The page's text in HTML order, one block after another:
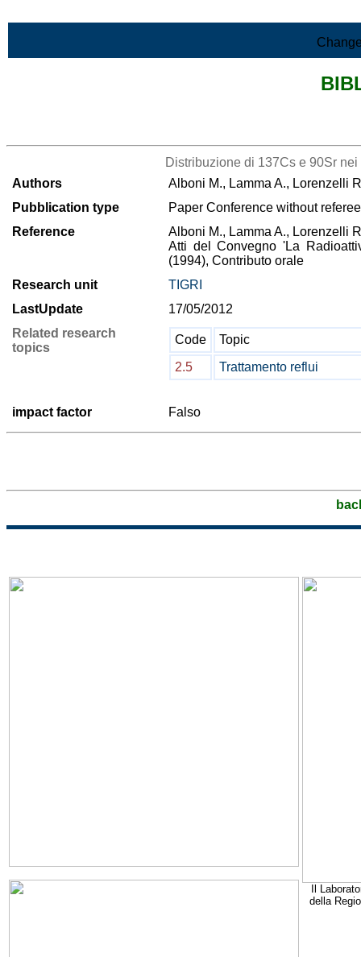
Distribuzione di 137Cs e 90Sr
Authors
Alboni M., Lamma A., Lorenzelli
Pubblication type
Paper Conference without referee
Reference
Alboni M., Lamma A., Lorenzelli
Atti del Convegno 'La
(1994), Contributo orale
Research unit
TIGRI
LastUpdate
17/05/2012
Related research
topics
Code
Topic
2.5
Trattamento reflui
impact factor Falso
Il
della